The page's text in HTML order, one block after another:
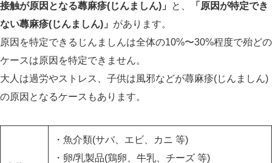
接触が原因となる蕁麻疹(じんましん)」
と、
「原因が特定でき
ない蕁麻疹(じんましん)」 があります。
原因を特定できるじんましんは全体の10%〜30%程度で殆どの
ケースは原因を特定できません。
大人は過労やストレス、子供は風邪などが蕁麻疹(じんましん)
の原因となるケースもあります。
・魚介類(サバ、エビ、カニ 等)
・卵/乳製品(鶏卵、牛乳、チーズ 等)